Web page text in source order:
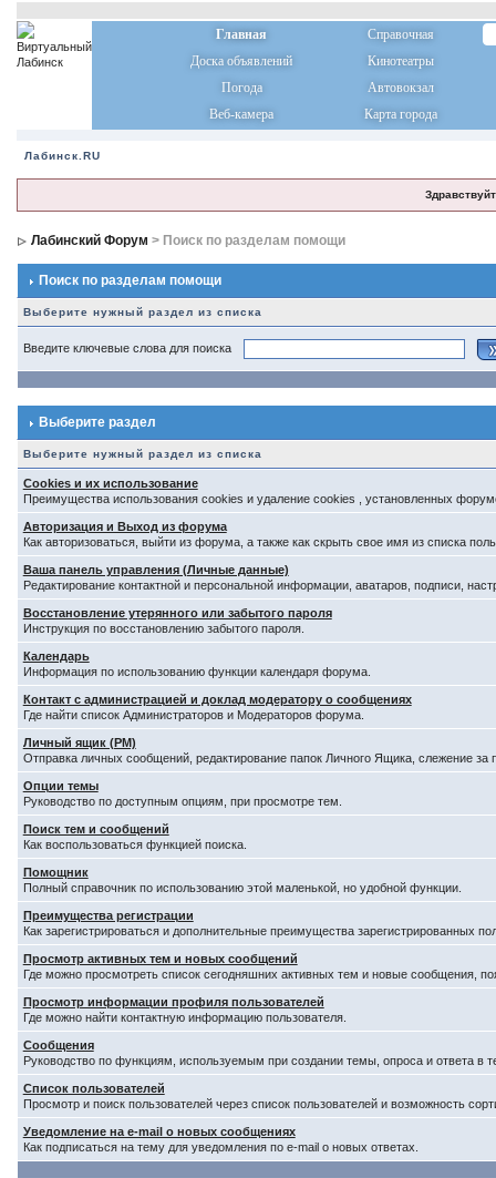
Главная
Справочная
Доска объявлений
Кинотеатры
Погода
Автовокзал
Веб-камера
Карта города
Лабинск.RU
Лабинский Форум > Поиск по разделам помощи
Поиск по разделам помощи
Выберите нужный раздел из списка
Введите ключевые слова для поиска
Выберите раздел
Выберите нужный раздел из списка
Cookies и их использование
Преимущества использования cookies и удаление cookies , установленных
Авторизация и Выход из форума
Как авторизоваться, выйти из форума, а также как скрыть свое имя из списка
Ваша панель управления (Личные данные)
Редактирование контактной и персональной информации, аватаров, подписи,
Восстановление утерянного или забытого пароля
Инструкция по восстановлению забытого пароля.
Календарь
Информация по использованию функции календаря форума.
Контакт с администрацией и доклад модератору о сообщениях
Где найти список Администраторов и Модераторов форума.
Личный ящик (PM)
Отправка личных сообщений, редактирование папок Личного Ящика, слежение
Опции темы
Руководство по доступным опциям, при просмотре тем.
Поиск тем и сообщений
Как воспользоваться функцией поиска.
Помощник
Полный справочник по использованию этой маленькой, но удобной функции.
Преимущества регистрации
Как зарегистрироваться и дополнительные преимущества зарегистрированных
Просмотр активных тем и новых сообщений
Где можно просмотреть список сегодняшних активных тем и новые сообщения,
Просмотр информации профиля пользователей
Где можно найти контактную информацию пользователя.
Сообщения
Руководство по функциям, используемым при создании темы, опроса и ответа в
Список пользователей
Просмотр и поиск пользователей через список пользователей и возможность
Уведомление на e-mail о новых сообщениях
Как подписаться на тему для уведомления по e-mail о новых ответах.